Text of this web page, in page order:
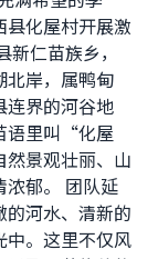
化屋村开展激
仁苗族乡，
北岸，属鸭甸
连界的河谷地
语里叫“化屋
景观壮丽、山
浓郁。 团队延
河水、清新的
中。这里不仅风